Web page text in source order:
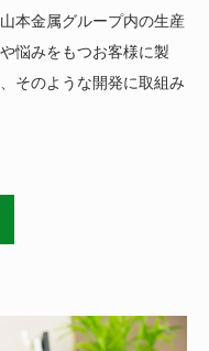
本金属グループ内の生産
悩みをもつお客様に製
そのような開発に取組み